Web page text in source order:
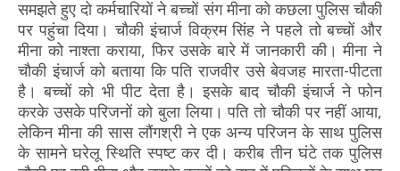
समझते हुए दो कर्मचारियों ने बच्चों संग मीना को कछला पुलिस चौकी
पर पहुंचा दिया। चौकी इंचार्ज विक्रम सिंह ने पहले तो बच्चों और
मीना को नाश्ता कराया, फिर उसके बारे में जानकारी की। मीना ने
चौकी इंचार्ज को बताया कि पति राजवीर उसे बेवजह मारता-पीटता
है। बच्चों को भी पीट देता है। इसके बाद चौकी इंचार्ज ने फोन
करके उसके परिजनों को बुला लिया। पति तो चौकी पर नहीं आया,
लेकिन मीना की सास लौंगश्री ने एक अन्य परिजन के साथ पुलिस
के सामने घरेलू स्थिति स्पष्ट कर दी। करीब तीन घंटे तक पुलिस